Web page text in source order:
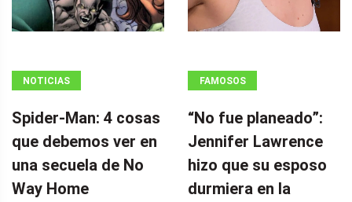
NOTICIAS
Spider-Man: 4 cosas
que debemos ver en
una secuela de No
Way Home
FAMOSOS
“No fue planeado”: ​​
Jennifer Lawrence
hizo que su esposo
durmiera en la